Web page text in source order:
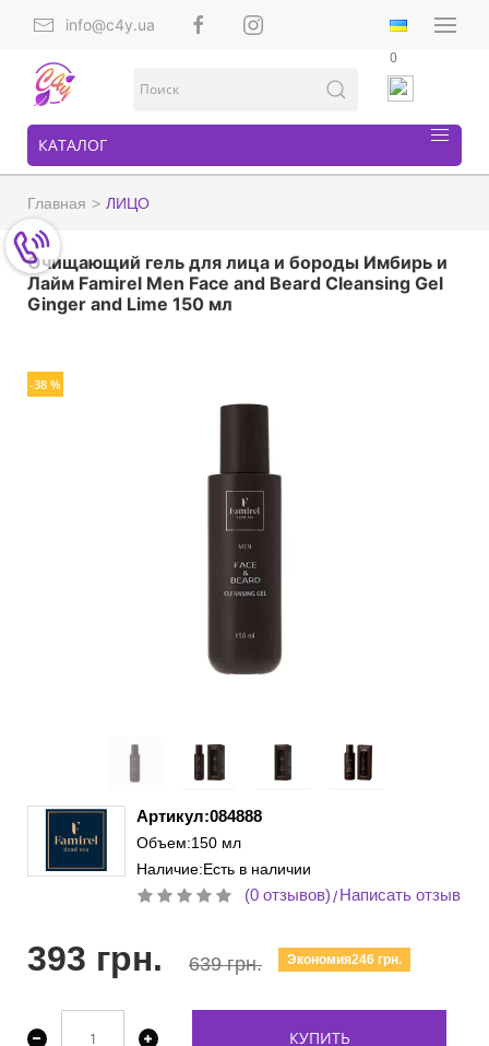
info@c4y.ua
0
КАТАЛОГ
Главная ЛИЦО
Очищающий гель для лица и бороды Имбирь и
Лайм Famirel Men Face and Beard Cleansing Gel
Ginger and Lime 150 мл
-38 %
Артикул:084888
Объем:150 мл
Наличие:Есть в наличии
(0 отзывов)/Написать отзыв
393 грн. 639 грн. Экономия246 грн.
КУПИТЬ